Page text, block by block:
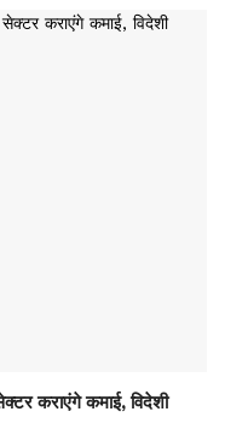
कराएंगे कमाई, विदेशी